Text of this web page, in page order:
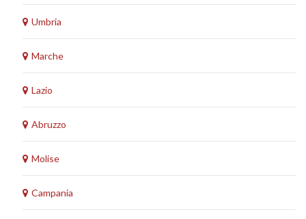
Umbria
Marche
Lazio
Abruzzo
Molise
Campania